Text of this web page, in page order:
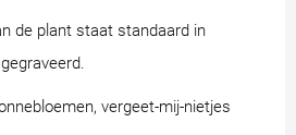
de plant staat standaard in
vergeet-mij-nietjes